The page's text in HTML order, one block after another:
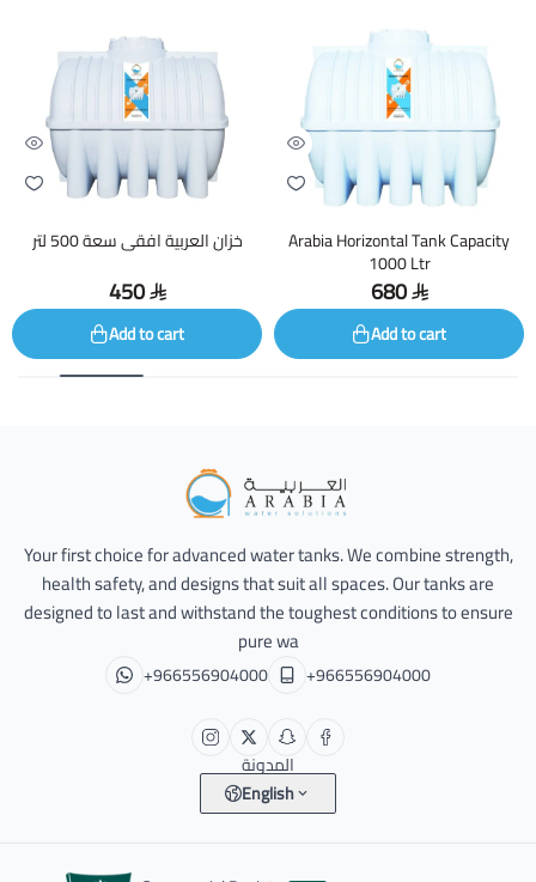
خزان العربية افقى سعة 500 لتر
450
Add to cart
Arabia Horizontal Tank Capacity
1000 Ltr
680
Add to cart
Alarabia Store - متجر العربية
Your first choice for advanced water tanks. We combine strength,
health safety, and designs that suit all spaces. Our tanks are
designed to last and withstand the toughest conditions to ensure
pure wa
+966556904000 +966556904000
المدونة
English